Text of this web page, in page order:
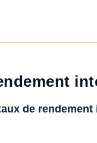
de rendement